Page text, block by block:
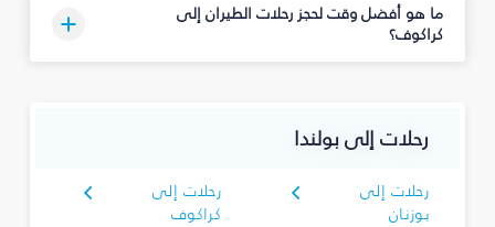
ما هو أفضل وقت لحجز رحلات الطيران إلى
كراكوف؟
رحلات إلى بولندا
رحلات إلى
بوزنان
رحلات إلى
كراكوف